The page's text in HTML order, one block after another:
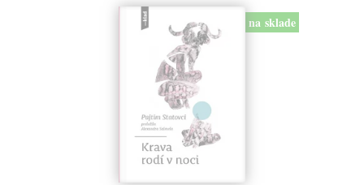
na sklade